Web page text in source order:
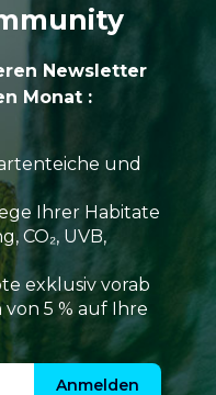
Newsletter
Monat :
und
Ihrer Habitate
CO₂, UVB,
exklusiv vorab
5 % auf Ihre
Anmelden